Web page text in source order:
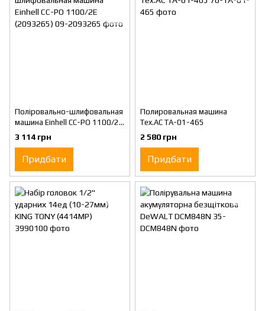
Поліровально-шлифовальная
машина Einhell CC-PO 1100/2E
(2093265)
3 114 грн
Придбати
Полировальная машина
Tex.AC ТА-01-465
2 580 грн
Придбати